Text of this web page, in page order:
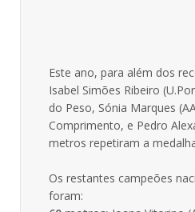
Este ano, para além dos
Isabel Simões Ribeiro
do Peso, Sónia Marques
Comprimento, e Pedro
metros repetiram a
Os restantes campeões
foram: